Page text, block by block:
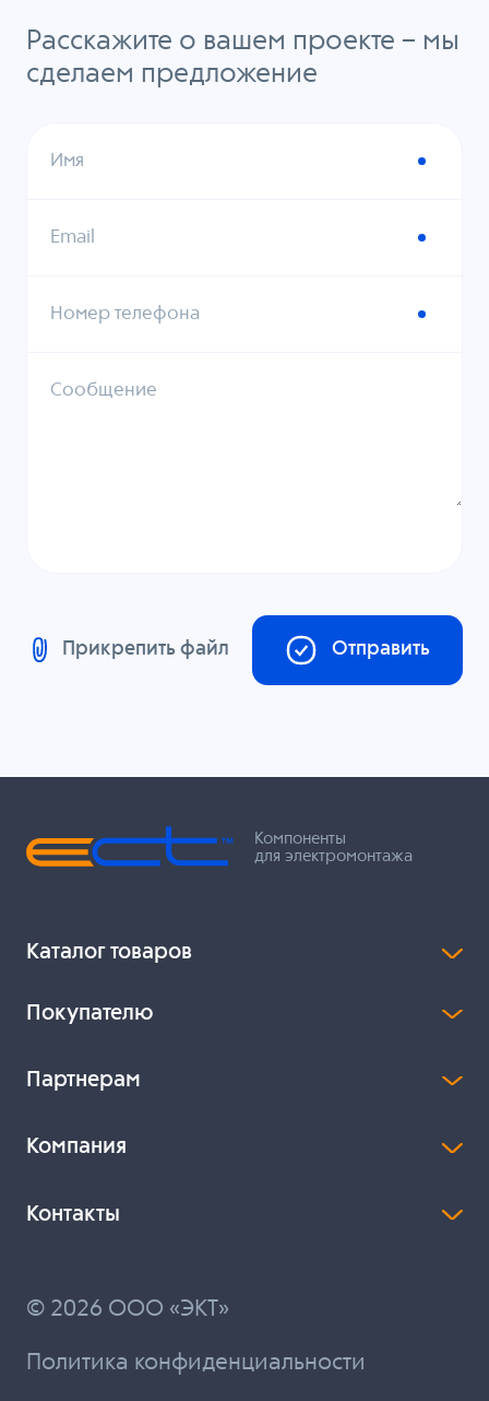
Расскажите о вашем проекте – мы
сделаем предложение
Имя
Email
Номер телефона
Сообщение
Прикрепить файл Отправить
Компоненты
для электромонтажа
Каталог товаров
Покупателю
Партнерам
Компания
Контакты
© 2026 ООО «ЭКТ»
Политика конфиденциальности